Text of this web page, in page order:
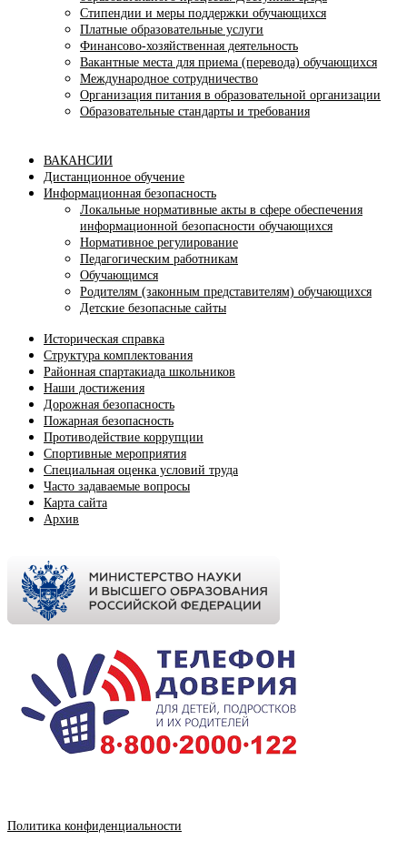
Стипендии и меры поддержки обучающихся
Платные образовательные услуги
Финансово-хозяйственная деятельность
Вакантные места для приема (перевода) обучающихся
Международное сотрудничество
Организация питания в образовательной организации
Образовательные стандарты и требования
ВАКАНСИИ
Дистанционное обучение
Информационная безопасность
Локальные нормативные акты в сфере обеспечения
информационной безопасности обучающихся
Нормативное регулирование
Педагогическим работникам
Обучающимся
Родителям (законным представителям) обучающихся
Детские безопасные сайты
Историческая справка
Структура комплектования
Районная спартакиада школьников
Наши достижения
Дорожная безопасность
Пожарная безопасность
Противодействие коррупции
Спортивные мероприятия
Cпециальная оценка условий труда
Часто задаваемые вопросы
Карта сайта
Архив
Политика конфиденциальности